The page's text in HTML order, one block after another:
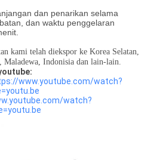
dan penarikan selama
dan waktu penggelaran
kami telah diekspor ke Korea Selatan,
Maladewa, Indonisia dan lain-lain.
www.youtube.com/watch?
watch?